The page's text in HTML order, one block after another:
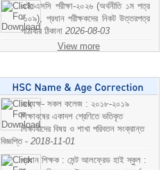
এইচএসসি পরীক্ষা-২০২৬ (অর্থনীতি ১ম পত্র
-১০৯), প্রধান পরীক্ষকদের নিকট উত্তরপত্র
পাঠাবার ঠিকানা 2026-08-03
View more
অধ্যক্ষ- সকল কলেজ : ২০১৮-২০১৯
শিক্ষাবষের একাদশ শ্রেণিতে ভতিকৃত
শিক্ষাথীদের বিষয় ও শাখা পরিবতন সংক্রান্ত
বিজ্ঞপ্তি - 2018-11-01
প্রধান শিক্ষক : সেন্ট আলফ্রেড হাই স্কুল :